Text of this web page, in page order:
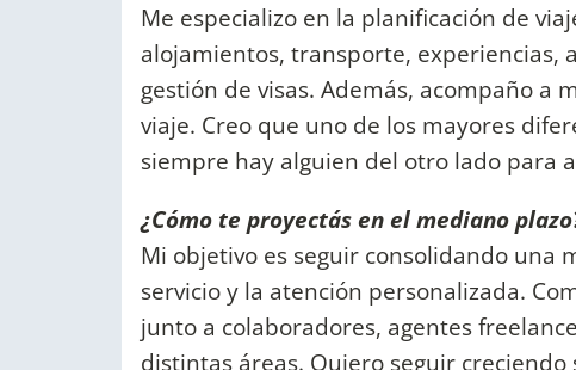
Me especializo en la planificación de
alojamientos, transporte, experiencias,
gestión de visas. Además, acompaño a
viaje. Creo que uno de los mayores
siempre hay alguien del otro lado para
¿Cómo te proyectás en el mediano
Mi objetivo es seguir consolidando una
servicio y la atención personalizada.
junto a colaboradores, agentes
distintas áreas. Quiero seguir